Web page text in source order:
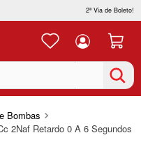
2ª Via de Boleto!
Bombas
2Naf Retardo 0 A 6 Segundos